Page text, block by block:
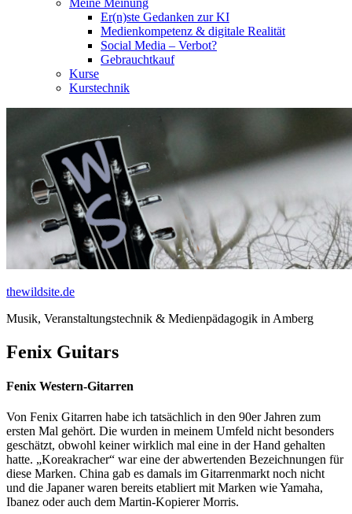
Meine Meinung
Er(n)ste Gedanken zur KI
Medienkompetenz & digitale Realität
Social Media – Verbot?
Gebrauchtkauf
Kurse
Kurstechnik
thewildsite.de
Musik, Veranstaltungstechnik & Medienpädagogik in Amberg
Fenix Guitars
Fenix Western-Gitarren
Von Fenix Gitarren habe ich tatsächlich in den 90er Jahren zum
ersten Mal gehört. Die wurden in meinem Umfeld nicht besonders
geschätzt, obwohl keiner wirklich mal eine in der Hand gehalten
hatte. „Koreakracher“ war eine der abwertenden Bezeichnungen für
diese Marken. China gab es damals im Gitarrenmarkt noch nicht
und die Japaner waren bereits etabliert mit Marken wie Yamaha,
Ibanez oder auch dem Martin-Kopierer Morris.